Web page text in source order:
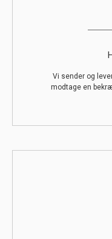
Vi sender og
modtage en